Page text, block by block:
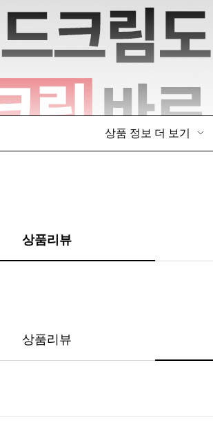
상품 정보 더 보기
상품리뷰
상품리뷰